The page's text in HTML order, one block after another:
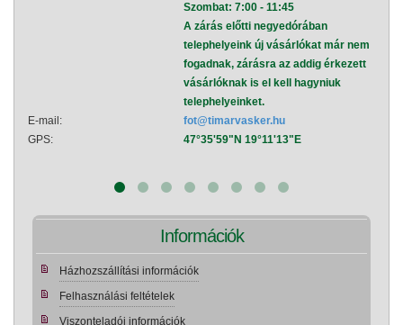
Szombat: 7:00 - 11:45
A zárás előtti negyedórában
telephelyeink új vásárlókat már nem
fogadnak, zárásra az addig érkezett
vásárlóknak is el kell hagyniuk
telephelyeinket.
E-mail:
fot@timarvasker.hu
GPS:
47°35'59"N 19°11'13"E
Információk
Házhozszállítási információk
Felhasználási feltételek
Viszonteladói információk